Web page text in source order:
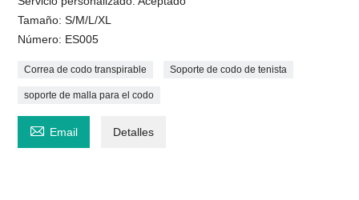
Tamaño: S/M/L/XL
Número: ES005
Correa de codo transpirable Soporte de codo de tenista
soporte de malla para el codo
 Email Detalles